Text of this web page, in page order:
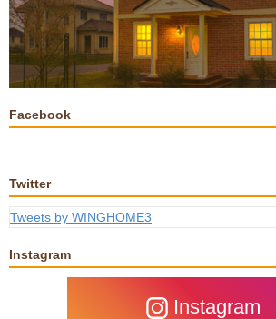
Facebook
Twitter
Tweets by WINGHOME3
Instagram
Instagram